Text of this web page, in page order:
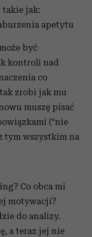
takie jak:
apetytu
być
kontroli nad
co
zrobi jak mu
muszę pisać
(“nie
tym wszystkim na
Co obca mi
motywacji?
do analizy.
a teraz jej nie